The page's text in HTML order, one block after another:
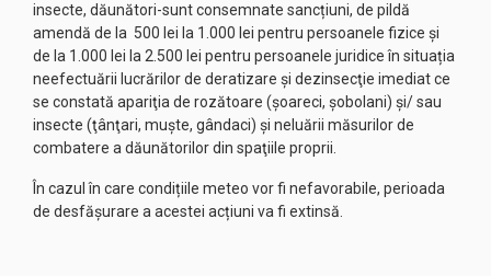
insecte, dăunători-sunt consemnate sancțiuni, de pildă
amendă de la 500 lei la 1.000 lei pentru persoanele fizice şi
de la 1.000 lei la 2.500 lei pentru persoanele juridice în situația
neefectuării lucrărilor de deratizare şi dezinsecţie imediat ce
se constată apariţia de rozătoare (şoareci, şobolani) şi/ sau
insecte (ţânţari, muşte, gândaci) și neluării măsurilor de
combatere a dăunătorilor din spaţiile proprii.
În cazul în care condițiile meteo vor fi nefavorabile, perioada
de desfășurare a acestei acțiuni va fi extinsă.